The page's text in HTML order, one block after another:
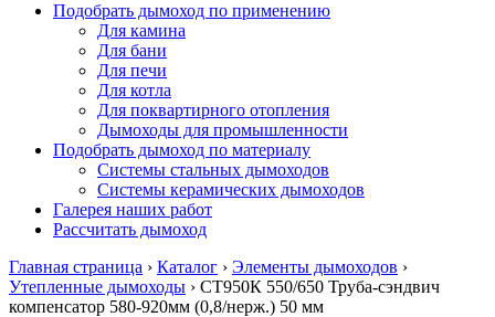
Подобрать дымоход по применению
Для камина
Для бани
Для печи
Для котла
Для поквартирного отопления
Дымоходы для промышленности
Подобрать дымоход по материалу
Системы стальных дымоходов
Системы керамических дымоходов
Галерея наших работ
Рассчитать дымоход
Главная страница › Каталог › Элементы дымоходов ›
Утепленные дымоходы › СТ950К 550/650 Труба-сэндвич
компенсатор 580-920мм (0,8/нерж.) 50 мм